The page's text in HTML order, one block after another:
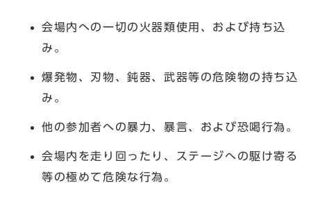
会場内への一切の火器類使用、および持ち込
み。
爆発物、刃物、鈍器、武器等の危険物の持ち込
み。
他の参加者への暴力、暴言、および恐喝行為。
会場内を走り回ったり、ステージへの駆け寄る
等の極めて危険な行為。